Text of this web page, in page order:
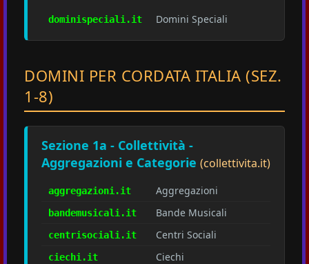
dominispeciali.it Domini Speciali
DOMINI PER CORDATA ITALIA (SEZ.
1-8)
Sezione 1a - Collettività -
Aggregazioni e Categorie (collettivita.it)
aggregazioni.it Aggregazioni
bandemusicali.it Bande Musicali
centrisociali.it Centri Sociali
ciechi.it Ciechi